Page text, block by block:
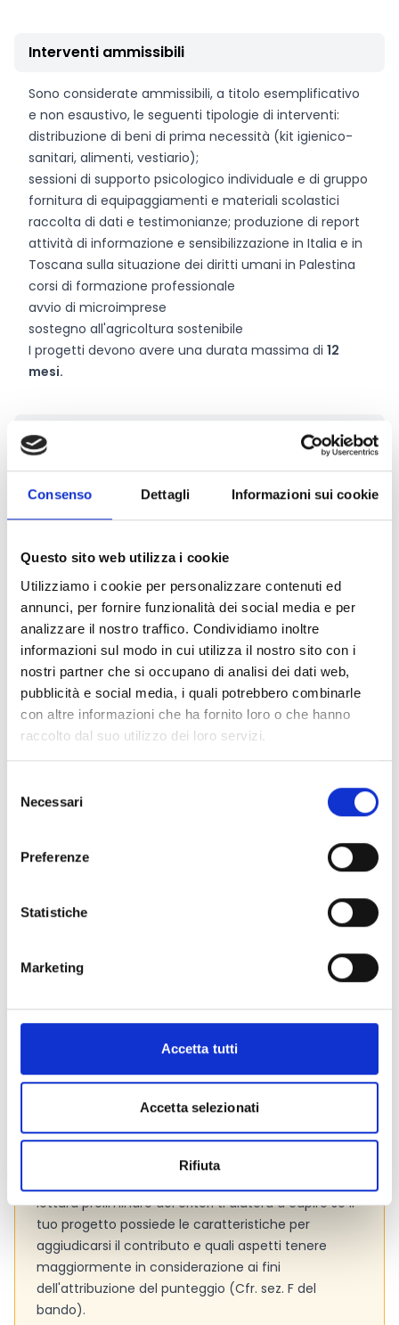
Consenso Dettagli Informazioni sui cookie
Questo sito web utilizza i cookie
Utilizziamo i cookie per personalizzare contenuti ed
annunci, per fornire funzionalità dei social media e per
analizzare il nostro traffico. Condividiamo inoltre
informazioni sul modo in cui utilizza il nostro sito con i
nostri partner che si occupano di analisi dei dati web,
pubblicità e social media, i quali potrebbero combinarle
con altre informazioni che ha fornito loro o che hanno
raccolto dal suo utilizzo dei loro servizi.
delNecessari
Preferenze
Statistiche
Marketing
Accetta tutti
Accetta selezionati
Rifiuta
Interventi ammissibili
Sono considerate ammissibili, a titolo esemplificativo
e non esaustivo, le seguenti tipologie di interventi:
distribuzione di beni di prima necessità (kit igienico-
sanitari, alimenti, vestiario);
sessioni di supporto psicologico individuale e di gruppo
fornitura di equipaggiamenti e materiali scolastici
raccolta di dati e testimonianze; produzione di report
attività di informazione e sensibilizzazione in Italia e in
Toscana sulla situazione dei diritti umani in Palestina
corsi di formazione professionale
avvio di microimprese
sostegno all'agricoltura sostenibile
I progetti devono avere una durata massima di 12
mesi.
Chi può partecipare
Il partenariato deve essere composto da almeno 4
soggetti tra cui
Enti locali o altri enti pubblici,
Aziende sanitarie, soggetti privati senza finalità di
sede in Toscana.
Gli enti beneficiari devono avere una consolidata e
comprovata esperienza nella gestione di progetti di
cooperazione internazionale nell'area
mediterranea , con riferimento particolare alla
Palestina e al settore delle crisi umanitarie e al
supporto alle popolazioni colpite dalla guerra e dalle
crisi.
150.000 Euro
Intensità dell’aiuto:
Link e Documenti
Pagina web per formulari e documenti
ufficiale del bando per gli aggiornamenti e le
informazioni addizionali.
criteri di valutazione
lettura preliminare dei criteri ti aiuterà a capire se il
tuo progetto possiede le caratteristiche per
aggiudicarsi il contributo e quali aspetti tenere
maggiormente in considerazione ai fini
dell'attribuzione del punteggio (Cfr. sez. F del
bando).